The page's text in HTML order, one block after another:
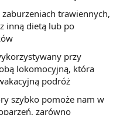
funkcjonalnościtrawiennych,
inną dietą lub po
przy
lokomocyjną, która
podróż
szybko pomoże nam w
zarówno